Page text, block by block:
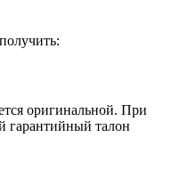
оригинальной. При
гарантийный талон